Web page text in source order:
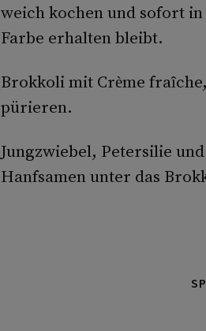
weich kochen und sofort
Farbe erhalten bleibt.
Brokkoli mit Crème
pürieren.
Jungzwiebel, Petersilie
Hanfsamen unter das